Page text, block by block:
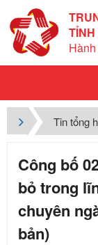
Tin tổng
Công bố
bỏ trong
chuyên
bản)